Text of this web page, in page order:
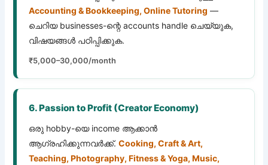
Accounting & Bookkeeping, Online Tutoring —
ചെറിയ businesses-ന്റെ accounts handle ചെയ്യുക,
വിഷയങ്ങൾ പഠിപ്പിക്കുക.
₹5,000–30,000/month
6. Passion to Profit (Creator Economy)
ഒരു hobby-യെ income ആക്കാൻ
ആഗ്രഹിക്കുന്നവർക്ക്.Cooking, Craft & Art,
Teaching, Photography, Fitness & Yoga, Music,